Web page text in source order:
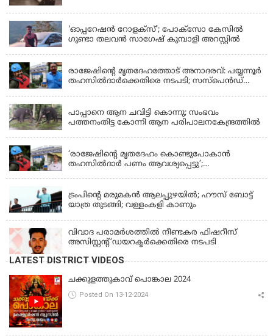
'ഓപ്പറേഷൻ റോളക്സ്'; പോക്സോ കേസിൽ
ഗുണ്ടാ തലവൻ സാഗേഷ് കുമ്പാളി അറസ്റ്റിൽ
രാജേഷിന്റെ മൃതദേഹത്തോട് അനാദരവ്: പയ്യന്നൂർ
തഹസിൽദാർക്കെതിരെ നടപടി; സസ്പെൻഡ്
പാപ്പാനെ ആന ചവിട്ടി കൊന്നു; സംഭവം
പത്തനംതിട്ട കോന്നി ആന പരിപാലനകേന്ദ്രത്തിൽ
‘രാജേഷിന്‍റെ മൃതദേഹം കൊണ്ടുപോകാന്‍
തഹസില്‍ദാര്‍ പണം ആവശ്യപ്പെട്ടു’;
ട്രംപിന്റെ മരുമകന്‍ ആലപ്പുഴയില്‍; ഹൗസ് ബോട്ട്
യാത്ര തുടങ്ങി; വള്ളംകളി കാണും
വിവാദ പരാമര്‍ശത്തില്‍ നീണ്ടകര ഫിഷറീസ്
അസിസ്റ്റന്റ് ഡയറക്ടര്‍ക്കെതിരെ നടപടി
LATEST DISTRICT VIDEOS
ചക്കുളത്തുകാവ് പൊങ്കാല 2024
Posted On 13-12-2024